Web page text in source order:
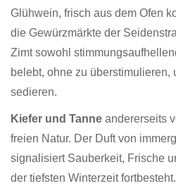
Glühwein, frisch aus dem Ofen
die Gewürzmärkte der
Zimt sowohl
belebt, ohne zu überstimulieren,
sedieren.
Kiefer und Tanne andererseits
freien Natur. Der Duft von
signalisiert Sauberkeit, Frische
der tiefsten Winterzeit